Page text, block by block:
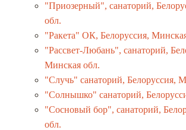
"Приозерный", санаторий,
обл.
"Ракета" ОК, Белоруссия,
"Рассвет-Любань", санаторий,
Минская обл.
"Случь" санаторий, Белоруссия,
"Солнышко" санаторий,
"Сосновый бор", санаторий,
обл.